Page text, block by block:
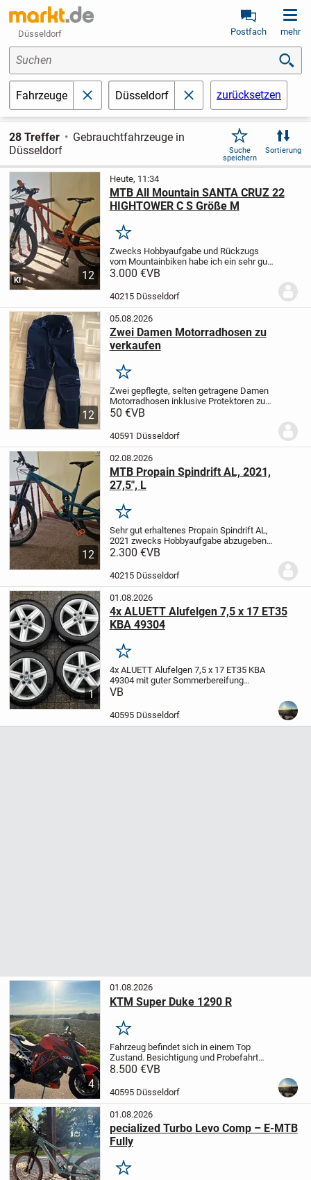
Düsseldorf Postfach mehr
Suchen
Fahrzeuge schließenDüsseldorf schließenzurücksetzen
28 Treffer
Gebrauchtfahrzeuge in
Düsseldorf
Suche
speichern
Sortierung
12
KI
Heute, 11:34
MTB All Mountain SANTA CRUZ 22
HIGHTOWER C S Größe M
Merken
Zwecks Hobbyaufgabe und Rückzugs
vom Mountainbiken habe ich ein sehr gut
erhaltenes SANTA CRUZ 22 HIGHTOWER
wieder gefahren werden :-)
3.000 €VB
40215 Düsseldorf
12
05.08.2026
Zwei Damen Motorradhosen zu
verkaufen
Merken
Zwei gepflegte, selten getragene Damen
Motorradhosen inklusive Protektoren zu
verkaufen.
Preis für beide Hosen zusammen: 50...
50 €VB
40591 Düsseldorf
12
02.08.2026
MTB Propain Spindrift AL, 2021,
27,5", L
Merken
Sehr gut erhaltenes Propain Spindrift AL,
2021 zwecks Hobbyaufgabe abzugeben,
damit es wieder in den Genuss des
RockShox ZEB Ultimate 190 mm
2.300 €VB
40215 Düsseldorf
1
01.08.2026
4x ALUETT Alufelgen 7,5 x 17 ET35
KBA 49304
Merken
4x ALUETT Alufelgen 7,5 x 17 ET35 KBA
49304 mit guter Sommerbereifung
(ca.5mm)
waren auf einem BMW X1 Baujahr 2012
VB
40595 Düsseldorf
4
01.08.2026
KTM Super Duke 1290 R
Merken
Fahrzeug befindet sich in einem Top
Zustand. Besichtigung und Probefahrt
gerne nach Absprache.
kurze Blinker, Spoiler usw.
8.500 €VB
40595 Düsseldorf
01.08.2026
pecialized Turbo Levo Comp – E-MTB
Fully
Merken